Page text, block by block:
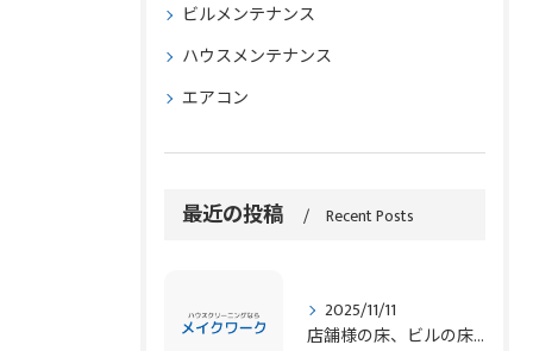
ビルメンテナンス
ハウスメンテナンス
エアコン
最近の投稿 Recent Posts
2025/11/11
店舗様の床、ビルの床、マンションの床、定期清掃 青木美掃が対応します！